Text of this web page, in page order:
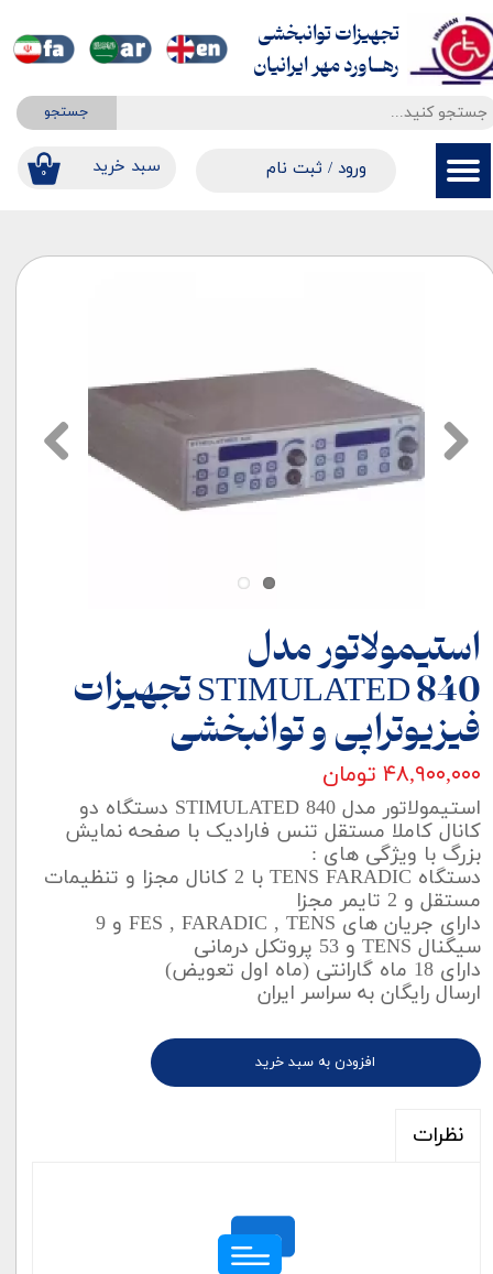
جستجو
۰ ​​سبد خرید ورود / ثبت نام
حساب کاربری من
سفارشات
خروج از حساب کاربری
تجهیزات توانبخشی
​​​​​​​رهــاورد مهر ایرانیان
استیمولاتور مدل
STIMULATED 840 تجهیزات
فیزیوتراپی و توانبخشی
۴۸,۹۰۰,۰۰۰ تومان
استیمولاتور مدل STIMULATED 840 دستگاه دو
کانال کاملا مستقل تنس فارادیک با صفحه نمایش
بزرگ با ویژگی های :
دستگاه TENS FARADIC با 2 کانال مجزا و تنظیمات
مستقل و 2 تایمر مجزا
دارای جریان های FES , FARADIC , TENS و 9
سیگنال TENS و 53 پروتکل درمانی
دارای 18 ماه گارانتی (ماه اول تعویض)
ارسال رایگان به سراسر ایران
افزودن به سبد خرید
نظرات